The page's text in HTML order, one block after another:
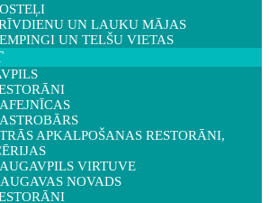
UN LAUKU MĀJAS
UN TELŠU VIETAS
APKALPOŠANAS RESTORĀNI,
VIRTUVE
NOVADS